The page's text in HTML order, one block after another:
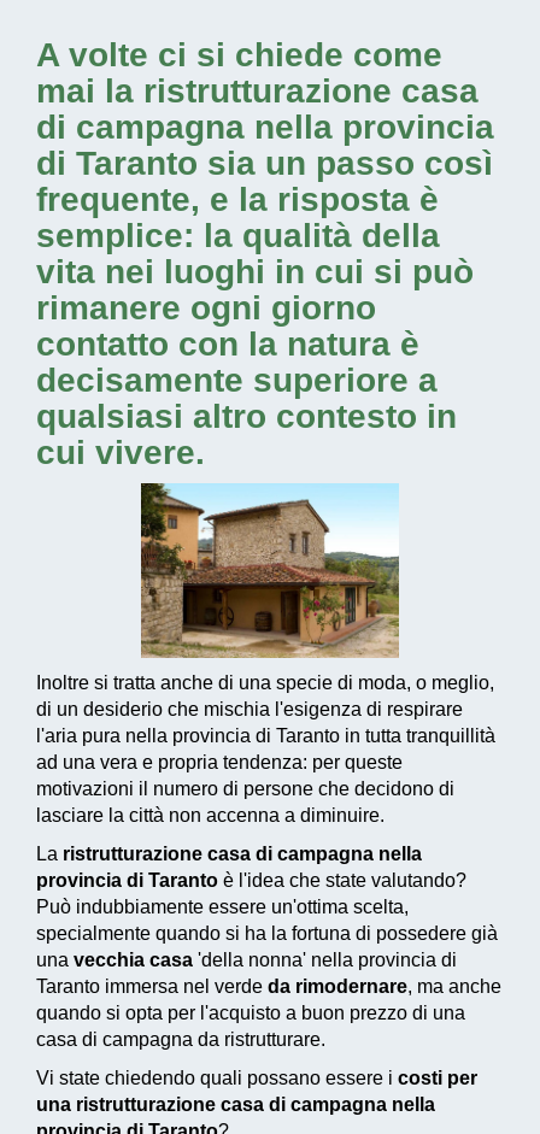
A volte ci si chiede come
mai la ristrutturazione casa
di campagna nella provincia
di Taranto sia un passo così
frequente, e la risposta è
semplice: la qualità della
vita nei luoghi in cui si può
rimanere ogni giorno
contatto con la natura è
decisamente superiore a
qualsiasi altro contesto in
cui vivere.
Inoltre si tratta anche di una specie di moda, o meglio,
di un desiderio che mischia l'esigenza di respirare
l'aria pura nella provincia di Taranto in tutta tranquillità
ad una vera e propria tendenza: per queste
motivazioni il numero di persone che decidono di
lasciare la città non accenna a diminuire.
La ristrutturazione casa di campagna nella
provincia di Taranto è l'idea che state valutando?
Può indubbiamente essere un'ottima scelta,
specialmente quando si ha la fortuna di possedere già
una vecchia casa 'della nonna' nella provincia di
Taranto immersa nel verde da rimodernare, ma anche
quando si opta per l'acquisto a buon prezzo di una
casa di campagna da ristrutturare.
Vi state chiedendo quali possano essere i costi per
una ristrutturazione casa di campagna nella